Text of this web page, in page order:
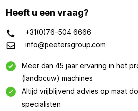
Heeft u een vraag?
+31(0)76-504 6666
info@peetersgroup.com
Meer dan 45 jaar ervaring in het
(landbouw) machines
Altijd vrijblijvend advies op maat
specialisten
Informatie aanvragen